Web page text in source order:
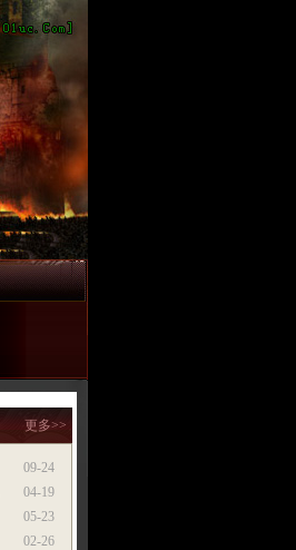
更多>>
09-24
04-19
05-23
02-26